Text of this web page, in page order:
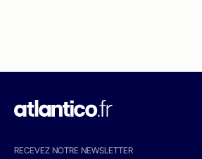
RECEVEZ NOTRE NEWSLETTER